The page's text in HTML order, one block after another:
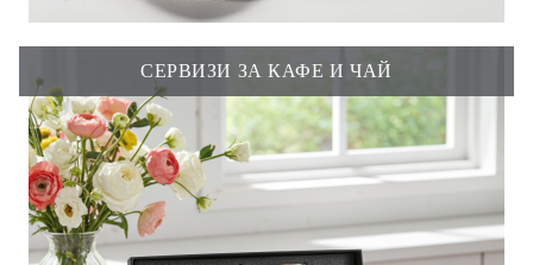
СЕРВИЗИ ЗА КАФЕ И ЧАЙ